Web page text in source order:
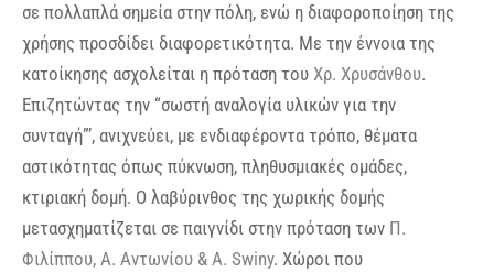
σε πολλαπλά σημεία στην πόλη, ενώ η διαφοροποίηση της
χρήσης προσδίδει διαφορετικότητα. Με την έννοια της
κατοίκησης ασχολείται η πρόταση του Χρ. Χρυσάνθου.
Επιζητώντας την “σωστή αναλογία υλικών για την
συνταγή”’, ανιχνεύει, με ενδιαφέροντα τρόπο, θέματα
αστικότητας όπως πύκνωση, πληθυσμιακές ομάδες,
κτιριακή δομή. Ο λαβύρινθος της χωρικής δομής
μετασχηματίζεται σε παιγνίδι στην πρόταση των Π.
Φιλίππου, Α. Αντωνίου & A. Swiny. Χώροι που